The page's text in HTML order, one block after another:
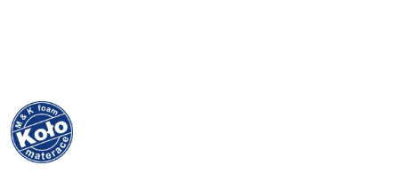
NAZWA
PRODUCENTA:
MKFOAM